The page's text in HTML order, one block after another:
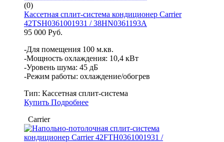
(0)
Кассетная сплит-система кондиционер Carrier
42TSH0361001931 / 38HN0361193A
95 000 Руб.
-Для помещения 100 м.кв.
-Мощность охлаждения: 10,4 кВт
-Уровень шума: 45 дБ
-Режим работы: охлаждение/обогрев
Тип: Кассетная сплит-система
Купить Подробнее
Carrier